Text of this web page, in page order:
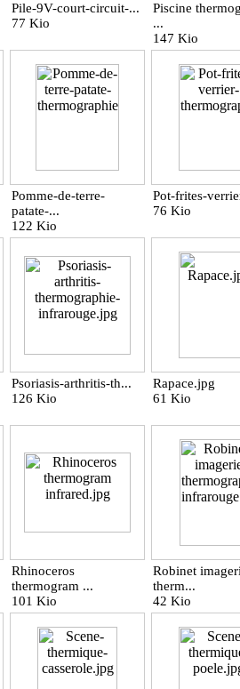
Pile-9V-court-circuit-...
77 Kio
Piscine
...
147 Kio
Pomme-de-terre-
patate-...
122 Kio
Pot-frites-
76 Kio
Psoriasis-arthritis-th...
126 Kio
Rapace.jpg
61 Kio
Rhinoceros
thermogram ...
101 Kio
Robinet
therm...
42 Kio